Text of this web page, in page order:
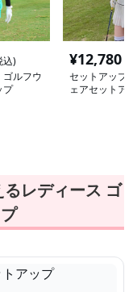
込)
ルフウ
プ
¥12,780
セットアップ
ェアセットア
レディース ゴ